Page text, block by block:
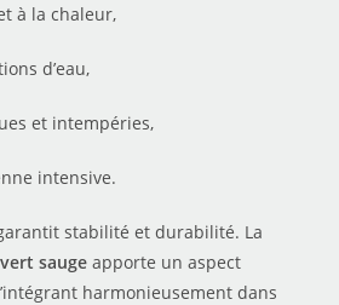
à la chaleur,
d’eau,
et intempéries,
intensive.
stabilité et durabilité. La
sauge apporte un aspect
harmonieusement dans